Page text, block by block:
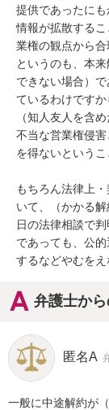
提供であったに
情報が拡散する
業権の観点から合
というのも、本
できない場合）
ているわけです
（知人友人を含
不当な営業権侵
を得ないという
もちろん法律上
いて、（かかる
日の法律相談で
であっても、公
するなどやむをえ
弁護士か
匿名A
一般に中途解約が